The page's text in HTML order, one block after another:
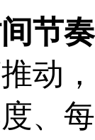
节奏
动
、